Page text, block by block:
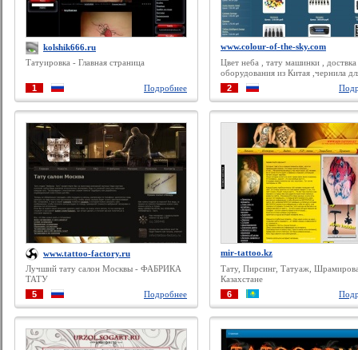
kolshik666.ru
Татуировка - Главная страница
1 Подробнее
www.colour-of-the-sky.com
Цвет неба , тату машинки , доствка
оборудования из Китая ,чернила
татуировок ,наколки ,бесплатная
доставка.
2
www.tattoo-factory.ru
Лучший тату салон Москвы - ФАБРИКА
ТАТУ
5
Подробнее
mir-tattoo.kz
Тату, Пирсинг, Татуаж,
Казахстане
6